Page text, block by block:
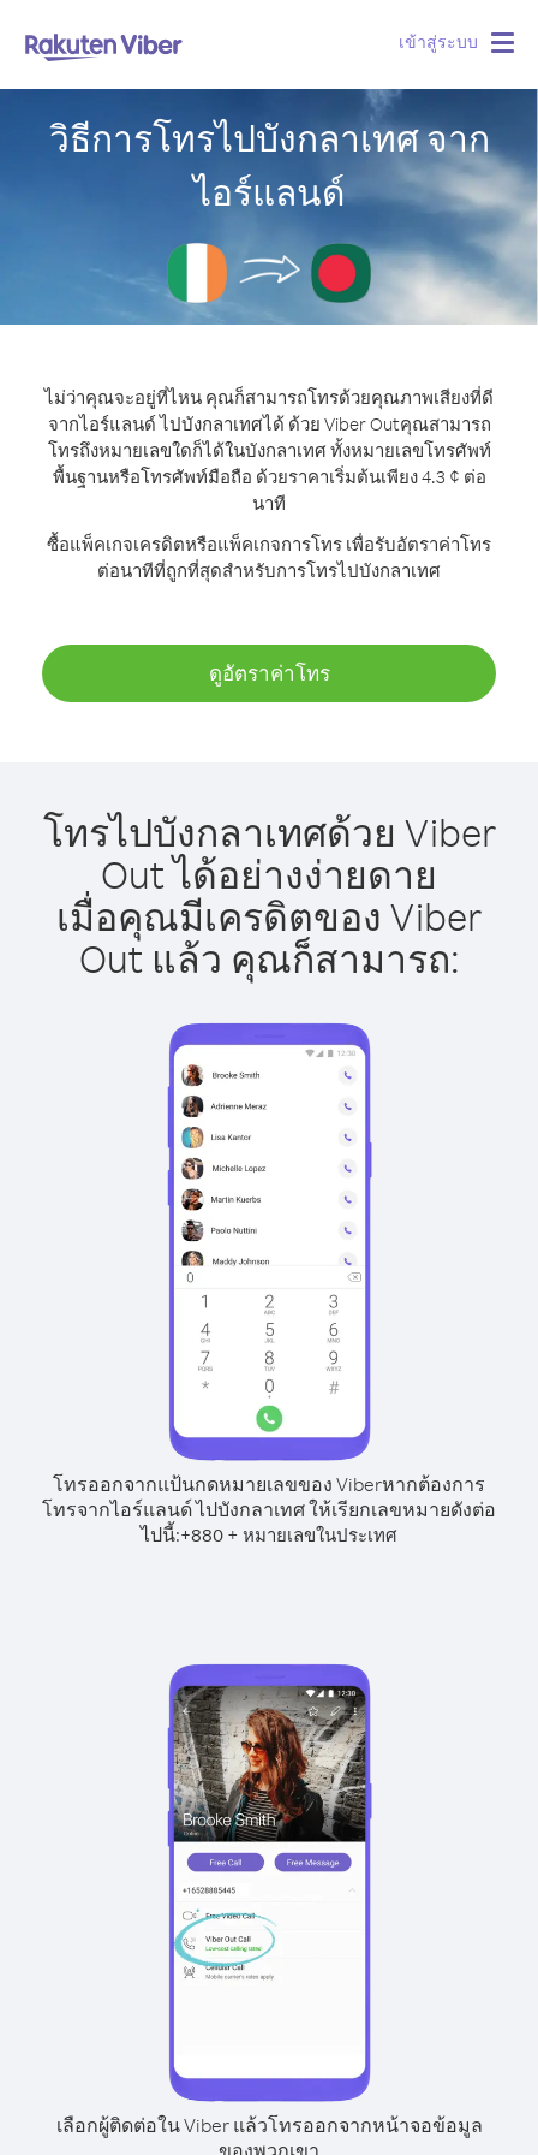
เข้าสู่ระบบ
วิธีการโทรไปบังกลาเทศ จาก
ไอร์แลนด์
ไม่ว่าคุณจะอยู่ที่ไหน คุณก็สามารถโทรด้วยคุณภาพเสียงที่ดี
จากไอร์แลนด์ ไปบังกลาเทศได้ ด้วย Viber Outคุณสามารถ
โทรถึงหมายเลขใดก็ได้ในบังกลาเทศ ทั้งหมายเลขโทรศัพท์
พื้นฐานหรือโทรศัพท์มือถือ ด้วยราคาเริ่มต้นเพียง 4.3 ¢ ต่อ
นาที
ซื้อแพ็คเกจเครดิตหรือแพ็คเกจการโทร เพื่อรับอัตราค่าโทร
ต่อนาทีที่ถูกที่สุดสำหรับการโทรไปบังกลาเทศ
ดูอัตราค่าโทร
โทรไปบังกลาเทศด้วย Viber
Out ได้อย่างง่ายดาย
เมื่อคุณมีเครดิตของ Viber
Out แล้ว คุณก็สามารถ:
โทรออกจากแป้นกดหมายเลขของ Viberหากต้องการ
โทรจากไอร์แลนด์ ไปบังกลาเทศ ให้เรียกเลขหมายดังต่อ
ไปนี้:+880 + หมายเลขในประเทศ
เลือกผู้ติดต่อใน Viber แล้วโทรออกจากหน้าจอข้อมูล
ของพวกเขา